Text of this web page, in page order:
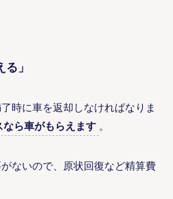
」
時に車を返却しなければなりま
ら車がもらえます 。
ないので、原状回復など精算費